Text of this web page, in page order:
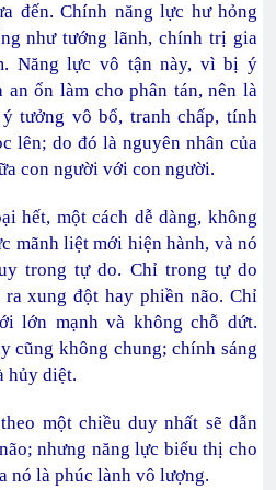
đến. Chính năng lực hư hỏng
như tướng lãnh, chính trị gia
Năng lực vô tận này, vì bị ý
ổn làm cho phân tán, nên là
tưởng vô bổ, tranh chấp, tính
lên; do đó là nguyên nhân của
con người với con người.
hết, một cách dễ dàng, không
mãnh liệt mới hiện hành, và nó
trong tự do. Chỉ trong tự do
xung đột hay phiền não. Chỉ
lớn mạnh và không chỗ dứt.
cũng không chung; chính sáng
hủy diệt.
một chiều duy nhất sẽ dẫn
nhưng năng lực biểu thị cho
nó là phúc lành vô lượng.